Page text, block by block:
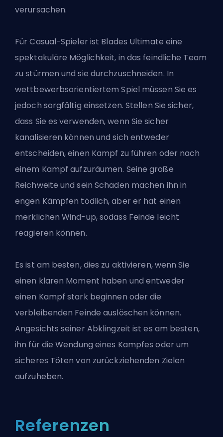
verursachen.
Für Casual-Spieler ist Blades Ultimate eine
spektakuläre Möglichkeit, in das feindliche Team
zu stürmen und sie durchzuschneiden. In
wettbewerbsorientiertem Spiel müssen Sie es
jedoch sorgfältig einsetzen. Stellen Sie sicher,
dass Sie es verwenden, wenn Sie sicher
kanalisieren können und sich entweder
entscheiden, einen Kampf zu führen oder nach
einem Kampf aufzuräumen. Seine große
Reichweite und sein Schaden machen ihn in
engen Kämpfen tödlich, aber er hat einen
merklichen Wind-up, sodass Feinde leicht
reagieren können.
Es ist am besten, dies zu aktivieren, wenn Sie
einen klaren Moment haben und entweder
einen Kampf stark beginnen oder die
verbleibenden Feinde auslöschen können.
Angesichts seiner Abklingzeit ist es am besten,
ihn für die Wendung eines Kampfes oder um
sicheres Töten von zurückziehenden Zielen
aufzuheben.
Referenzen